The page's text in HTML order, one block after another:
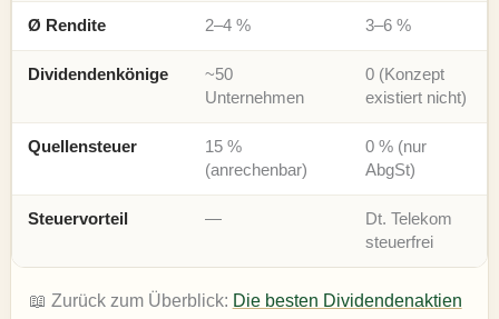
Ø Rendite 2–4 % 3–6 %
Dividendenkönige
~50
Unternehmen
0 (Konzept
existiert nicht)
Quellensteuer
15 %
(anrechenbar)
0 % (nur
AbgSt)
Steuervorteil —
Dt. Telekom
steuerfrei
📖 Zurück zum Überblick: Die besten Dividendenaktien